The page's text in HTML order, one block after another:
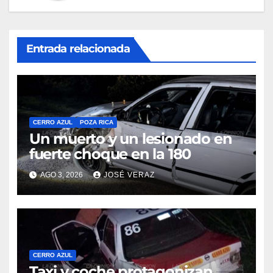
Entrada relacionada
CERRO AZUL POZA RICA
Un muerto y un lesionado en
fuerte choque en la 180
AGO 3, 2026 JOSÉ VERAZ
CERRO AZUL